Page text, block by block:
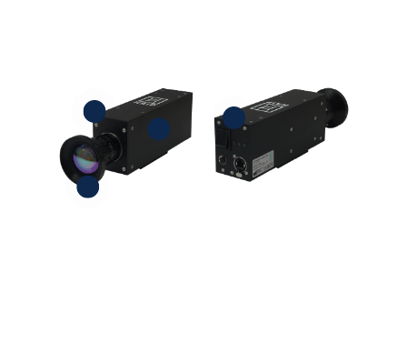
(900-1730 nm)
高幀率
工業連接器